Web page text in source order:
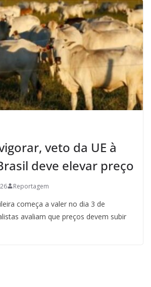
veto da UE à
deve elevar preço
Reportagem
começa a valer no dia 3 de
avaliam que preços devem subir